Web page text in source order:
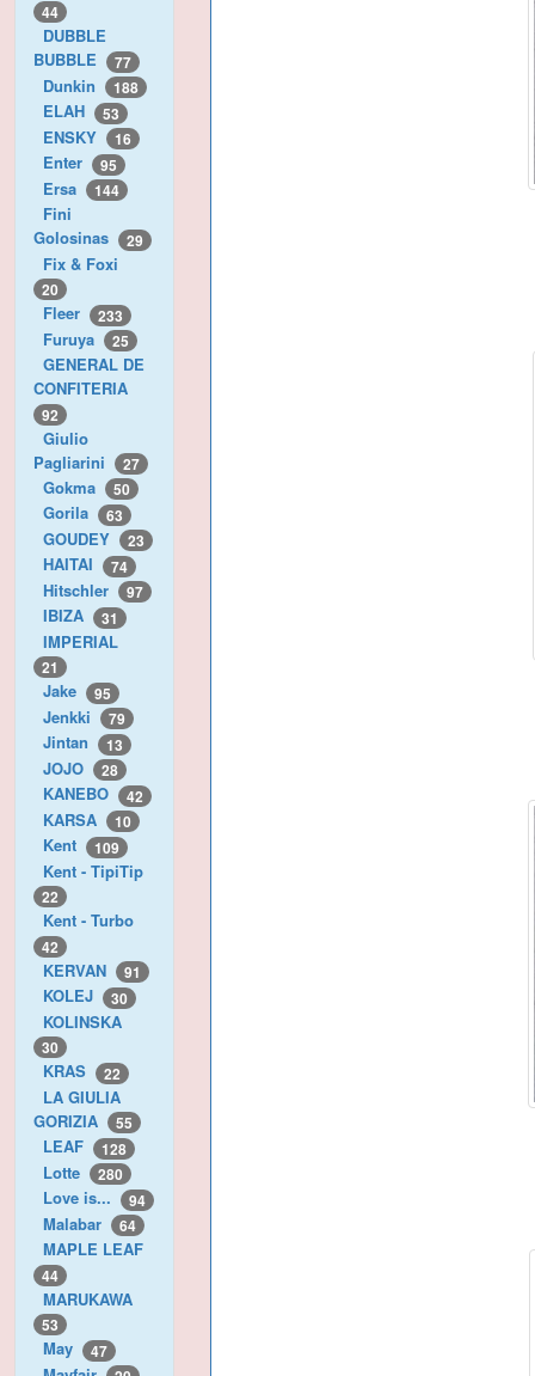
44
DUBBLE
BUBBLE
77
Dunkin 188
ELAH 53
ENSKY 16
Enter 95
Ersa 144
Fini
Golosinas
29
Fix & Foxi
20
Fleer 233
Furuya 25
GENERAL DE
CONFITERIA
92
Giulio
Pagliarini
27
Gokma 50
Gorila 63
GOUDEY 23
HAITAI 74
Hitschler 97
IBIZA 31
IMPERIAL
21
Jake 95
Jenkki 79
Jintan 13
JOJO 28
KANEBO 42
KARSA 10
Kent 109
Kent - TipiTip
22
Kent - Turbo
42
KERVAN 91
KOLEJ 30
KOLINSKA
30
KRAS 22
LA GIULIA
GORIZIA
55
LEAF 128
Lotte 280
Love is... 94
Malabar 64
MAPLE LEAF
44
MARUKAWA
53
May 47